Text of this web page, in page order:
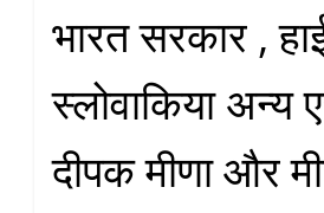
भारत सरकार ,
स्लोवाकिया अन्य
दीपक मीणा और